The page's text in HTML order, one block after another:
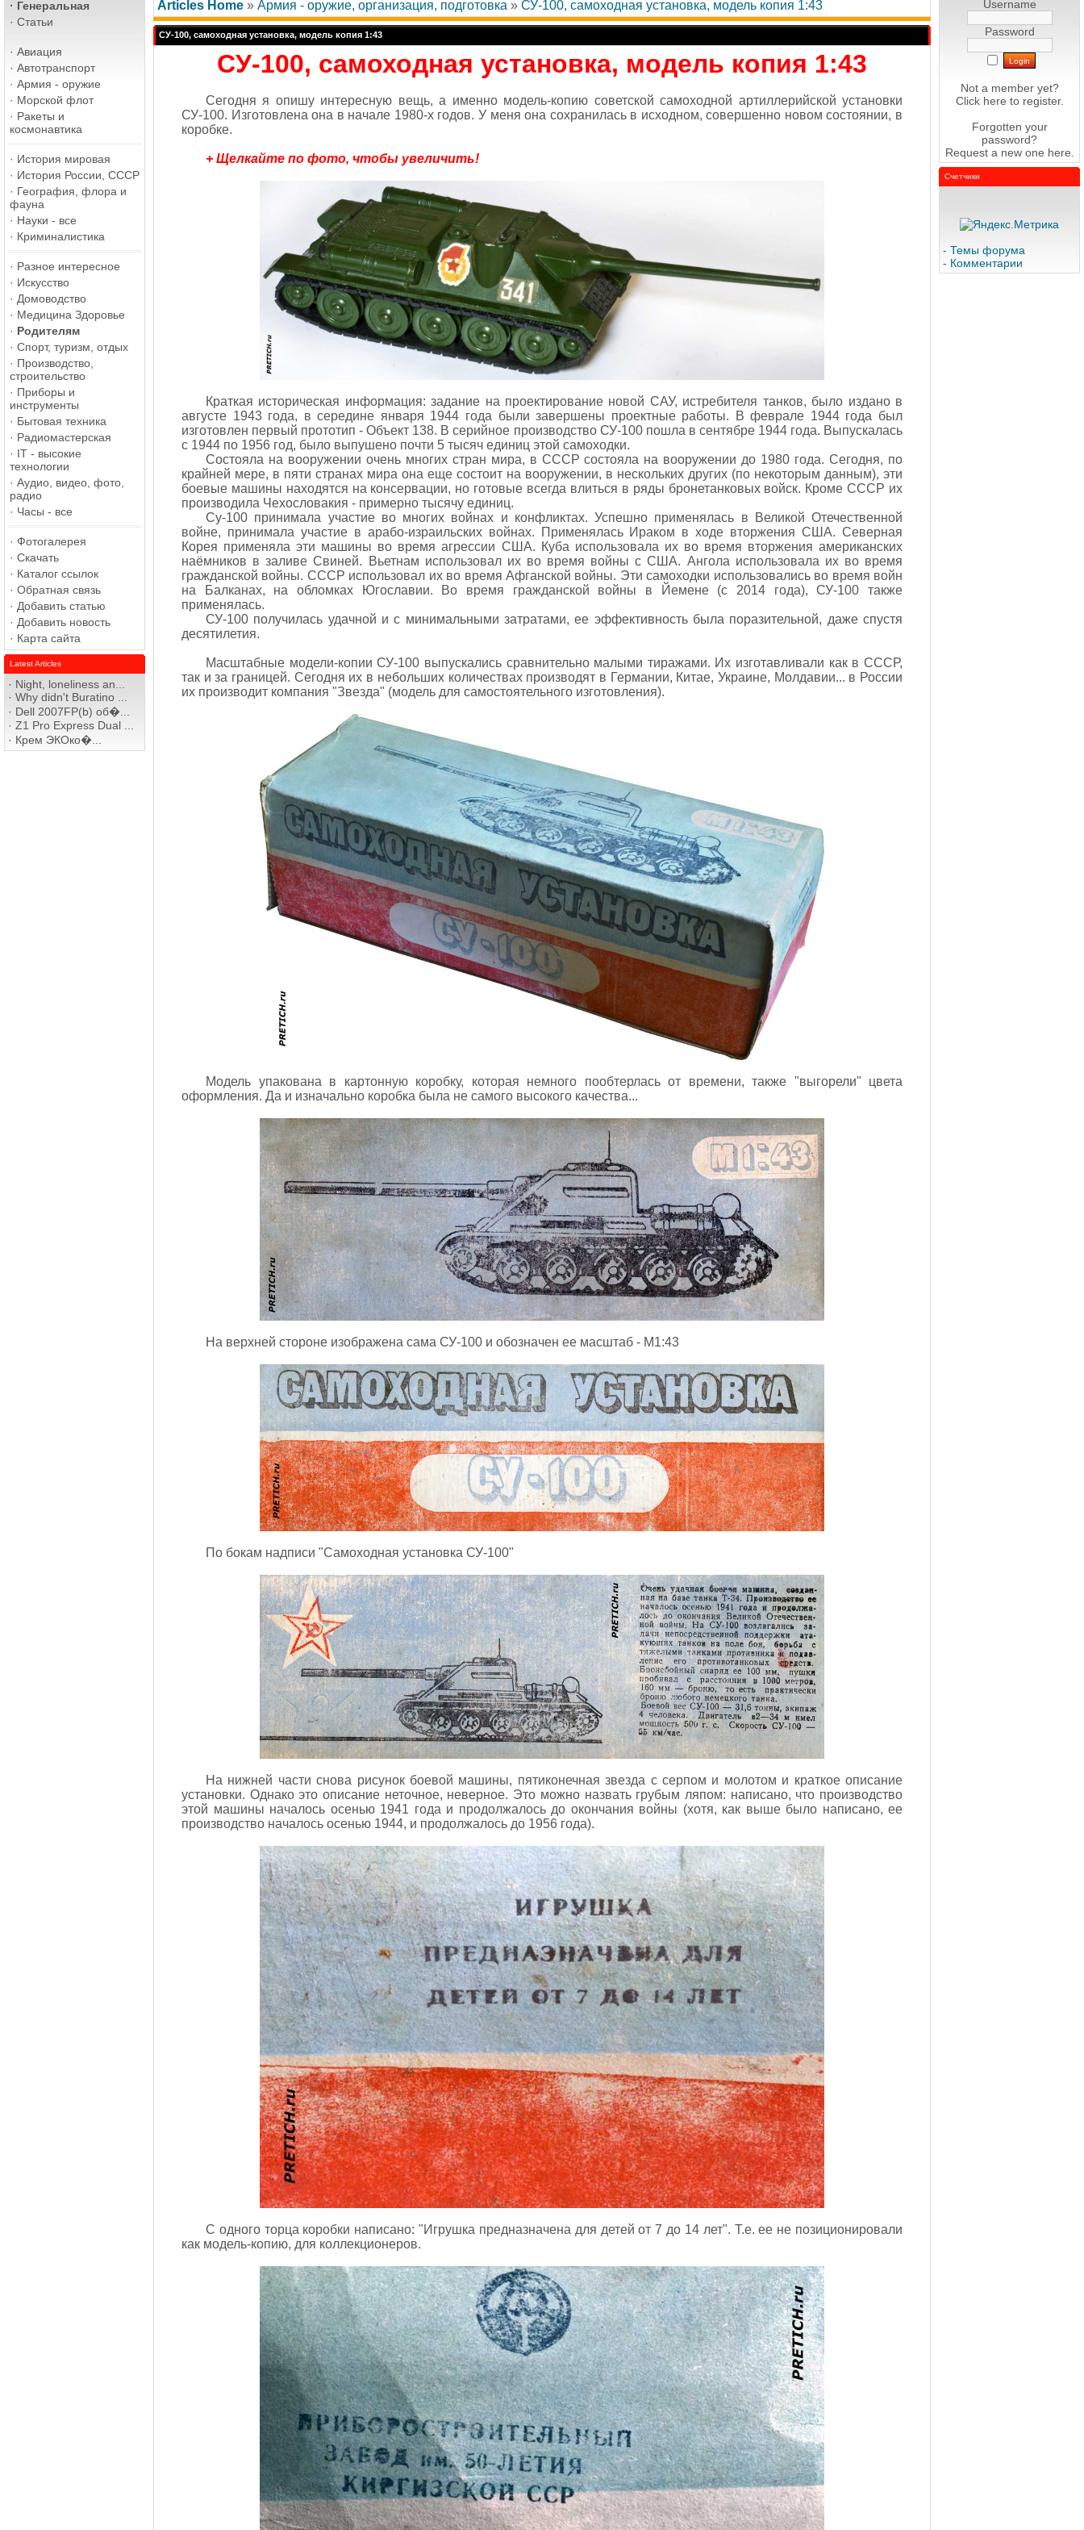
· Генеральная
· Статьи
· Авиация
· Автотранспорт
· Армия - оружие
· Морской флот
· Ракеты и
космонавтика
· История мировая
· История России, СССР
· География, флора и
фауна
· Науки - все
· Криминалистика
· Разное интересное
· Искусство
· Домоводство
· Медицина Здоровье
· Родителям
· Спорт, туризм, отдых
· Производство,
строительство
· Приборы и
инструменты
· Бытовая техника
· Радиомастерская
· IT - высокие
технологии
· Аудио, видео, фото,
радио
· Часы - все
· Фотогалерея
· Скачать
· Каталог ссылок
· Обратная связь
· Добавить статью
· Добавить новость
· Карта сайта
Latest Articles
· Night, loneliness an...
· Why didn't Buratino ...
· Dell 2007FP(b) об�...
· Z1 Pro Express Dual ...
· Крем ЭКОко�...
Articles Home » Армия - оружие, организация, подготовка » СУ-100, самоходная установка, модель копия 1:43
СУ-100, самоходная установка, модель копия 1:43
СУ-100, самоходная установка, модель копия 1:43
Сегодня я опишу интересную вещь, а именно модель-копию советской самоходной артиллерийской установки
СУ-100. Изготовлена она в начале 1980-х годов. У меня она сохранилась в исходном, совершенно новом состоянии, в
коробке.
+ Щелкайте по фото, чтобы увеличить!
Краткая историческая информация: задание на проектирование новой САУ, истребителя танков, было издано в
августе 1943 года, в середине января 1944 года были завершены проектные работы. В феврале 1944 года был
изготовлен первый прототип - Объект 138. В серийное производство СУ-100 пошла в сентябре 1944 года. Выпускалась
с 1944 по 1956 год, было выпушено почти 5 тысяч единиц этой самоходки.
Состояла на вооружении очень многих стран мира, в СССР состояла на вооружении до 1980 года. Сегодня, по
крайней мере, в пяти странах мира она еще состоит на вооружении, в нескольких других (по некоторым данным), эти
боевые машины находятся на консервации, но готовые всегда влиться в ряды бронетанковых войск. Кроме СССР их
производила Чехословакия - примерно тысячу единиц.
Су-100 принимала участие во многих войнах и конфликтах. Успешно применялась в Великой Отечественной
войне, принимала участие в арабо-израильских войнах. Применялась Ираком в ходе вторжения США. Северная
Корея применяла эти машины во время агрессии США. Куба использовала их во время вторжения американских
наёмников в заливе Свиней. Вьетнам использовал их во время войны с США. Ангола использовала их во время
гражданской войны. СССР использовал их во время Афганской войны. Эти самоходки использовались во время войн
на Балканах, на обломках Югославии. Во время гражданской войны в Йемене (с 2014 года), СУ-100 также
применялась.
СУ-100 получилась удачной и с минимальными затратами, ее эффективность была поразительной, даже спустя
десятилетия.
Масштабные модели-копии СУ-100 выпускались сравнительно малыми тиражами. Их изготавливали как в СССР,
так и за границей. Сегодня их в небольших количествах производят в Германии, Китае, Украине, Молдавии... в России
их производит компания "Звезда" (модель для самостоятельного изготовления).
Модель упакована в картонную коробку, которая немного пообтерлась от времени, также "выгорели" цвета
оформления. Да и изначально коробка была не самого высокого качества...
На верхней стороне изображена сама СУ-100 и обозначен ее масштаб - М1:43
По бокам надписи "Самоходная установка СУ-100"
На нижней части снова рисунок боевой машины, пятиконечная звезда с серпом и молотом и краткое описание
установки. Однако это описание неточное, неверное. Это можно назвать грубым ляпом: написано, что производство
этой машины началось осенью 1941 года и продолжалось до окончания войны (хотя, как выше было написано, ее
производство началось осенью 1944, и продолжалось до 1956 года).
С одного торца коробки написано: "Игрушка предназначена для детей от 7 до 14 лет". Т.е. ее не позиционировали
как модель-копию, для коллекционеров.
Username
Password
Not a member yet?
Click here to register.
Forgotten your
password?
Request a new one here
Счетчики
- Темы форума
- Комментарии